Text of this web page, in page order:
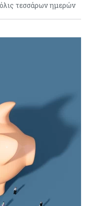
τεσσάρων ημερών